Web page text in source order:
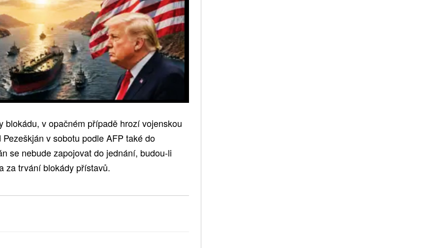
blokádu, v opačném případě hrozí vojenskou
v sobotu podle AFP také do
se nebude zapojovat do jednání, budou-li
za trvání blokády přístavů.